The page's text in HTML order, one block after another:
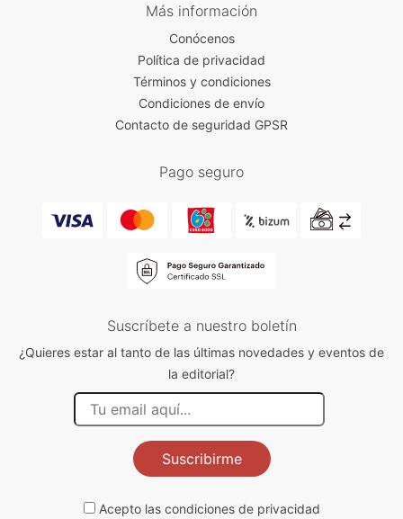
Más información
Conócenos
Política de privacidad
Términos y condiciones
Condiciones de envío
Contacto de seguridad GPSR
Pago seguro
Suscríbete a nuestro boletín
¿Quieres estar al tanto de las últimas novedades y eventos de
la editorial?
Suscribirme
Acepto las condiciones de privacidad